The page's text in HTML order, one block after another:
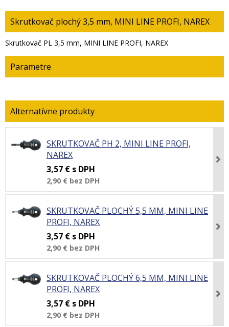
Skrutkovač plochý 3,5 mm, MINI LINE PROFI, NAREX
Skrutkovač PL 3,5 mm, MINI LINE PROFI, NAREX
Parametre
SKRUTKOVAČ PH 2, MINI LINE PROFI,
NAREX
3,57 € s DPH
2,90 € bez DPH
SKRUTKOVAČ PLOCHÝ 5,5 MM, MINI LINE
PROFI, NAREX
3,57 € s DPH
2,90 € bez DPH
SKRUTKOVAČ PLOCHÝ 6,5 MM, MINI LINE
PROFI, NAREX
3,57 € s DPH
2,90 € bez DPH